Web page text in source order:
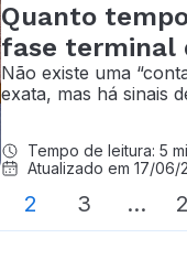
Quanto
fase terminal
câncer?
Não existe uma
exata, mas há sinais
Tempo de leitura: 5
Atualizado em 17/06/
2 3 …